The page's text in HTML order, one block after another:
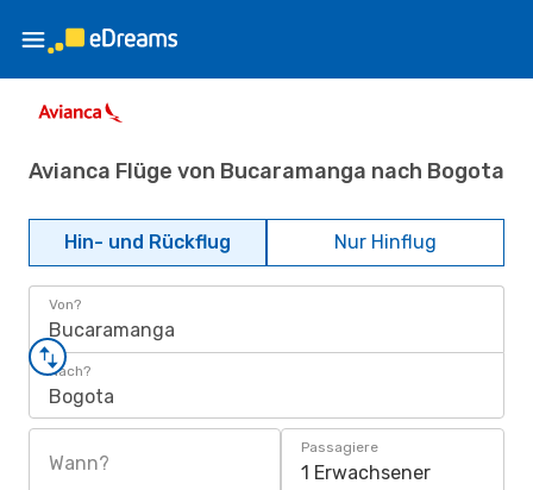
Avianca Flüge von Bucaramanga nach Bogota
Hin- und Rückflug Nur Hinflug
Von?
Bucaramanga
Nach?
Bogota
Wann?
Passagiere
1 Erwachsener